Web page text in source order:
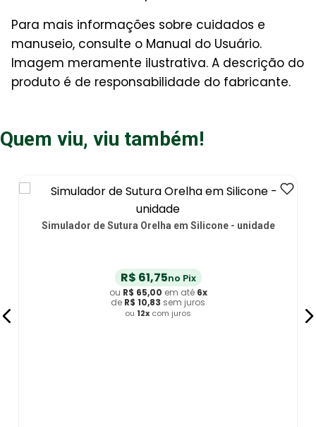
Para mais informações sobre cuidados e
manuseio, consulte o Manual do Usuário.
Imagem meramente ilustrativa. A descrição do
produto é de responsabilidade do fabricante.
Quem viu, viu também!
Simulador de Sutura Orelha em Silicone - unidade
R$ 61,75no Pix
ou R$ 65,00 em até 6x
de R$ 10,83 sem juros
ou 12x com juros